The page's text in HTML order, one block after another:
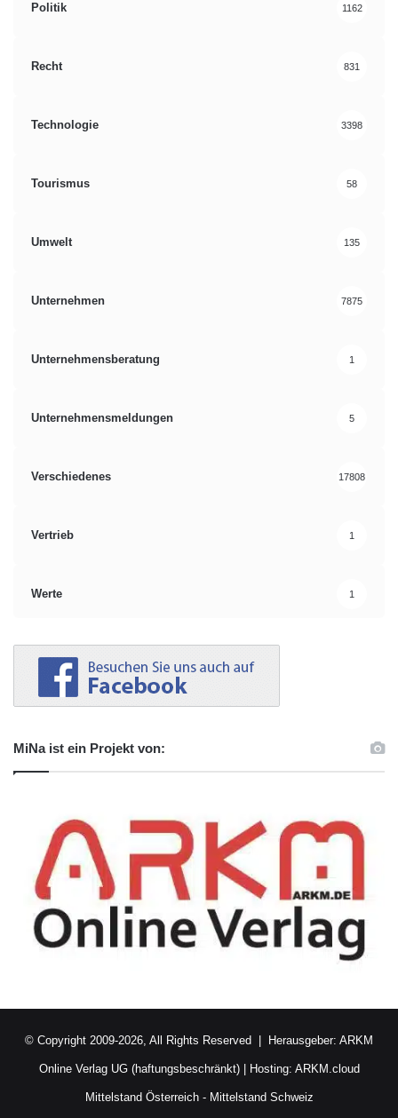
Politik 1162
Recht 831
Technologie 3398
Tourismus 58
Umwelt 135
Unternehmen 7875
Unternehmensberatung 1
Unternehmensmeldungen 5
Verschiedenes 17808
Vertrieb 1
Werte 1
MiNa ist ein Projekt von:
© Copyright 2009-2026, All Rights Reserved | Herausgeber: ARKM
Online Verlag UG (haftungsbeschränkt)| Hosting: ARKM.cloud
Mittelstand Österreich- Mittelstand Schweiz